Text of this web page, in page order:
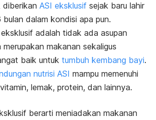
diberikan ASI eksklusif sejak baru lahir
bulan dalam kondisi apa pun.
adalah tidak ada asupan
merupakan makanan sekaligus
baik untuk tumbuh kembang bayi.
nutrisi ASI mampu memenuhi
lemak, protein, dan lainnya.
berarti meniadakan makanan